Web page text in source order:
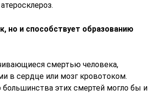
но и способствует образованию
смертью человека,
в сердце или мозг кровотоком.
этих смертей могло бы и